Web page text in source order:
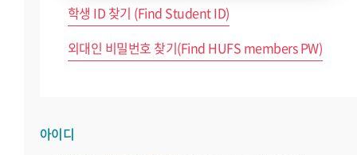
학생 ID 찾기 (Find Student ID)
외대인 비밀번호 찾기(Find HUFS members PW)
아이디